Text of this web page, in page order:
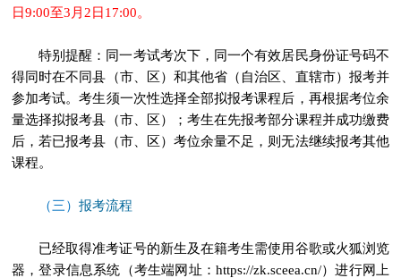
日9:00至3月2日17:00。
特别提醒：同一考试考次下，同一个有效居民身份证号码不
得同时在不同县（市、区）和其他省（自治区、直辖市）报考并
参加考试。考生须一次性选择全部拟报考课程后，再根据考位余
量选择拟报考县（市、区）；考生在先报考部分课程并成功缴费
后，若已报考县（市、区）考位余量不足，则无法继续报考其他
课程。
（三） 报考流程
已经取得准考证号的新生及在籍考生需使用谷歌或火狐浏览
器，登录信息系统（考生端网址：https://zk.sceea.cn/）进行网上